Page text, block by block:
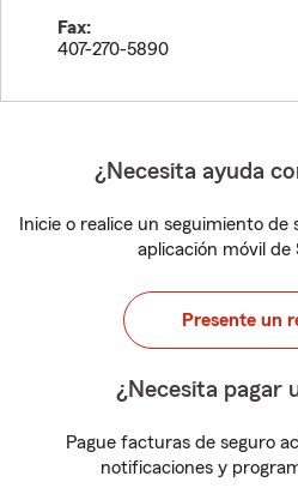
Fax:
407-270-5890
¿Necesita ayuda
Inicie o realice un seguimiento
aplicación móvil de
Presente un
¿Necesita pagar
Pague facturas de seguro
notificaciones y